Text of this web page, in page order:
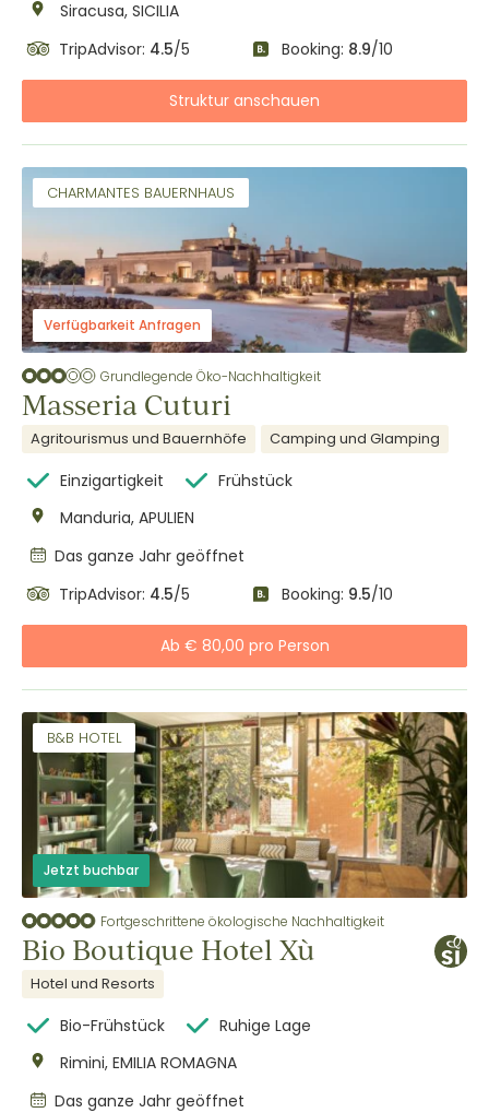
Siracusa, SICILIA
TripAdvisor: 4.5/5 Booking: 8.9/10
Struktur anschauen
CHARMANTES BAUERNHAUS
Verfügbarkeit Anfragen
Grundlegende Öko-Nachhaltigkeit
Masseria Cuturi
Agritourismus und Bauernhöfe Camping und Glamping
Einzigartigkeit
Frühstück
Manduria, APULIEN
Das ganze Jahr geöffnet
TripAdvisor: 4.5/5 Booking: 9.5/10
Ab € 80,00 pro Person
B&B HOTEL
Jetzt buchbar
Fortgeschrittene ökologische Nachhaltigkeit
Bio Boutique Hotel Xù
Hotel und Resorts
Bio-Frühstück
Ruhige Lage
Rimini, EMILIA ROMAGNA
Das ganze Jahr geöffnet